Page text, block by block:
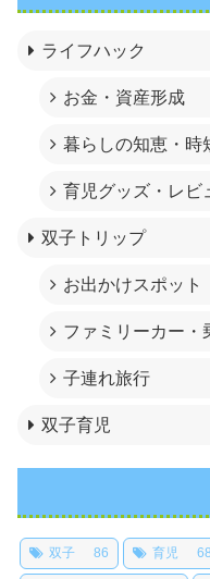
ライフハック
お金・資産形成
暮らしの知恵・時
育児グッズ・レビ
双子トリップ
お出かけスポット
ファミリーカー・
子連れ旅行
双子育児
双子 86 育児 68